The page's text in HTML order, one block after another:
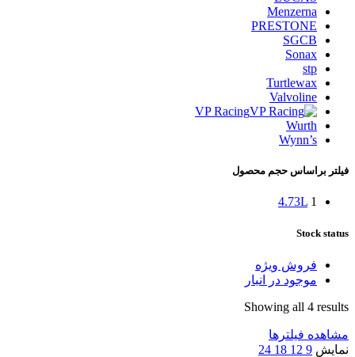
Menzerna
PRESTONE
SGCB
Sonax
stp
Turtlewax
Valvoline
VP Racing
Wurth
Wynn’s
فیلتر براساس حجم محصول
4.73L 1
Stock status
فروش ویژه
موجود در انبار
Showing all 4 results
مشاهده فیلترها
نمایش 9
12
18
24